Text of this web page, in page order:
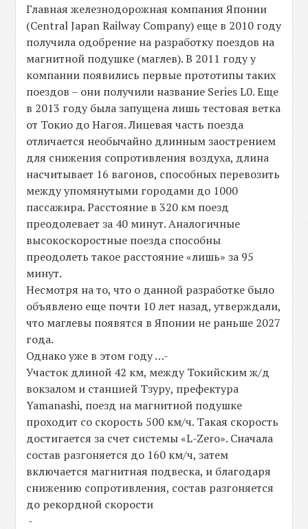
Главная железнодорожная компания Японии
(Central Japan Railway Company) еще в 2010 году
получила одобрение на разработку поездов на
магнитной подушке (маглев). В 2011 году у
компании появились первые прототипы таких
поездов – они получили название Series L0. Еще
в 2013 году была запущена лишь тестовая ветка
от Токио до Нагоя. Лицевая часть поезда
отличается необычайно длинным заострением
для снижения сопротивления воздуха, длина
насчитывает 16 вагонов, способных перевозить
между упомянутыми городами до 1000
пассажира. Расстояние в 320 км поезд
преодолевает за 40 минут. Аналогичные
высокоскоростные поезда способны
преодолеть такое расстояние «лишь» за 95
минут.
Несмотря на то, что о данной разработке было
объявлено еще почти 10 лет назад, утверждали,
что маглевы появятся в Японии не раньше 2027
года.
Однако уже в этом году …-
Участок длиной 42 км, между Токийским ж/д
вокзалом и станцией Тзуру, префектура
Yamanashi, поезд на магнитной подушке
проходит со скорость 500 км/ч. Такая скорость
достигается за счет системы «L-Zero». Сначала
состав разгоняется до 160 км/ч, затем
включается магнитная подвеска, и благодаря
снижению сопротивления, состав разгоняется
до рекордной скорости
-